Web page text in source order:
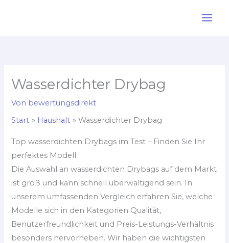
Wasserdichter Drybag
Von bewertungsdirekt
Start
Haushalt Wasserdichter Drybag
Top wasserdichten Drybags im Test – Finden Sie Ihr
perfektes Modell
Die Auswahl an wasserdichten Drybags auf dem Markt
ist groß und kann schnell überwältigend sein. In
unserem umfassenden Vergleich erfahren Sie, welche
Modelle sich in den Kategorien Qualität,
Benutzerfreundlichkeit und Preis-Leistungs-Verhältnis
besonders hervorheben. Wir haben die wichtigsten